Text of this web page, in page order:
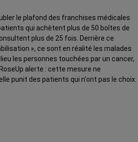
le plafond des franchises médicales
qui achètent plus de 50 boîtes de
plus de 25 fois. Derrière ce
», ce sont en réalité les malades
les personnes touchées par un cancer,
alerte : cette mesure ne
punit des patients qui n'ont pas le choix.